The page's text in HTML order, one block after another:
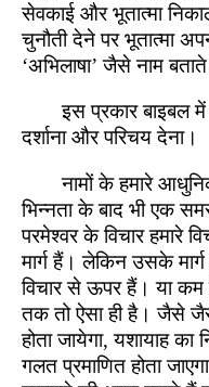
सेवकाई और भूतात्मा
चुनौती देने पर भूतात्मा
‘अभिलाषा’ जैसे नाम
इस प्रकार बाइबल
दर्शाना और परिचय देना।
नामों के हमारे
भिन्नता के बाद भी एक
परमेश्वर के विचार हमारे
मार्ग हैं। लेकिन उसके
विचार से ऊपर हैं। या
तक तो ऐसा ही है। जैसे
होता जायेगा, यशायाह का
गलत प्रमाणित होता